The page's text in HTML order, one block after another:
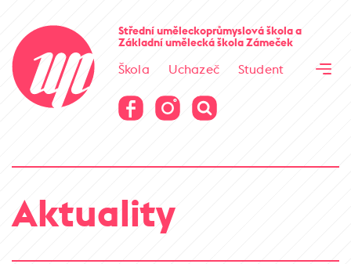
Střední uměleckoprůmyslová školaa
Základní umělecká školaZámeček
Škola Uchazeč
Student
Virtuální prohlídka
Virtuální prohlídka
Aktuality